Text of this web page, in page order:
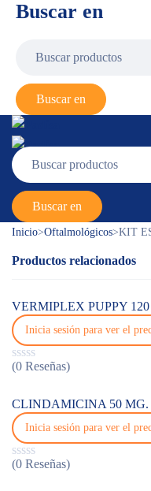
Buscar en
Inicio>Oftalmológicos>KIT
Productos relacionados
VERMIPLEX PUPPY
Inicia sesión para ver el
(0 Reseñas)
CLINDAMICINA 50 MG.
Inicia sesión para ver el
(0 Reseñas)